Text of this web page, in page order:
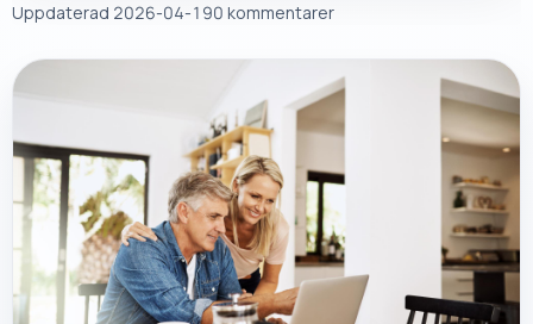
Uppdaterad 2026-04-190 kommentarer